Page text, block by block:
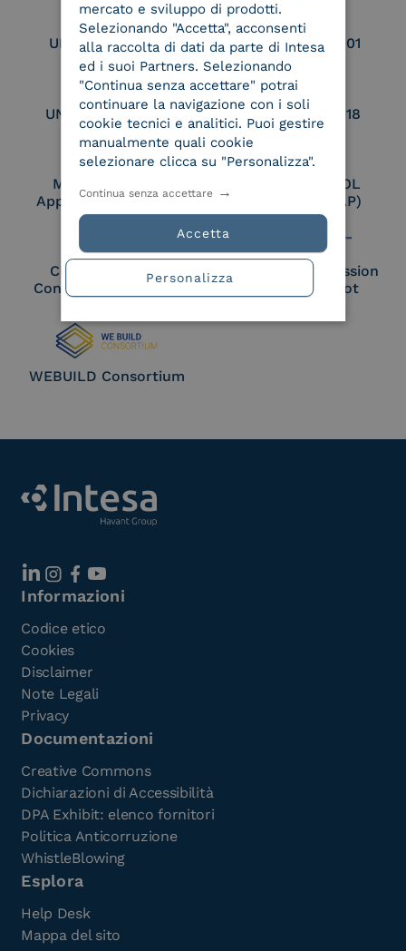
UNI EN ISO 9001 UNI EN ISO 27001
UNI EN ISO 27017 UNI EN ISO 27018
Membro Adobe
Approved Trust List
Certified PEPPOL
Access Point (AP)
Cloud Signature
Consortium Member
European Commission
Large Scale Pilot
WEBUILD Consortium
Informazioni
Codice etico
Cookies
Disclaimer
Note Legali
Privacy
Documentazioni
Creative Commons
Dichiarazioni di Accessibilità
DPA Exhibit: elenco fornitori
Politica Anticorruzione
WhistleBlowing
Esplora
Help Desk
Mappa del sito
mercato e sviluppo di prodotti.
Selezionando "Accetta", acconsenti
alla raccolta di dati da parte di Intesa
ed i suoi Partners. Selezionando
"Continua senza accettare" potrai
continuare la navigazione con i soli
cookie tecnici e analitici. Puoi gestire
manualmente quali cookie
selezionare clicca su "Personalizza".
Accetta
Continua senza accettare
Personalizza